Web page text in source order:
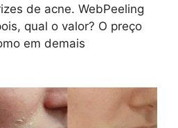
de acne. WebPeeling
qual o valor? O preço
em demais